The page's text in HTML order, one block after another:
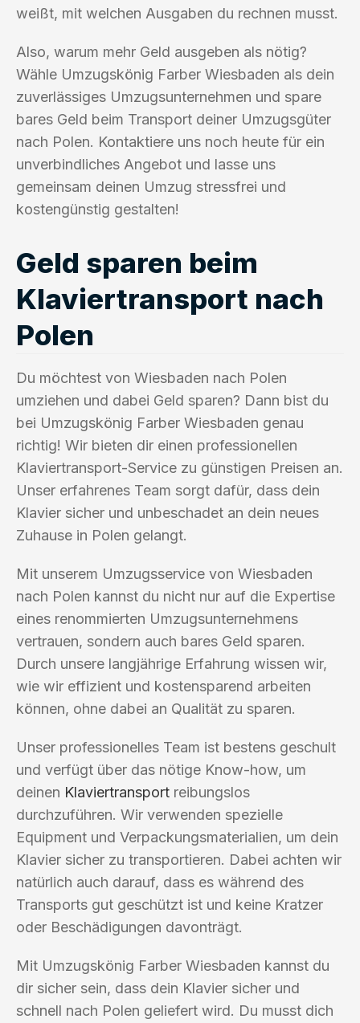
weißt, mit welchen Ausgaben du rechnen musst.
Also, warum mehr Geld ausgeben als nötig?
Wähle Umzugskönig Farber Wiesbaden als dein
zuverlässiges Umzugsunternehmen und spare
bares Geld beim Transport deiner Umzugsgüter
nach Polen. Kontaktiere uns noch heute für ein
unverbindliches Angebot und lasse uns
gemeinsam deinen Umzug stressfrei und
kostengünstig gestalten!
Geld sparen beim
Klaviertransport nach
Polen
Du möchtest von Wiesbaden nach Polen
umziehen und dabei Geld sparen? Dann bist du
bei Umzugskönig Farber Wiesbaden genau
richtig! Wir bieten dir einen professionellen
Klaviertransport-Service zu günstigen Preisen an.
Unser erfahrenes Team sorgt dafür, dass dein
Klavier sicher und unbeschadet an dein neues
Zuhause in Polen gelangt.
Mit unserem Umzugsservice von Wiesbaden
nach Polen kannst du nicht nur auf die Expertise
eines renommierten Umzugsunternehmens
vertrauen, sondern auch bares Geld sparen.
Durch unsere langjährige Erfahrung wissen wir,
wie wir effizient und kostensparend arbeiten
können, ohne dabei an Qualität zu sparen.
Unser professionelles Team ist bestens geschult
und verfügt über das nötige Know-how, um
deinen Klaviertransport reibungslos
durchzuführen. Wir verwenden spezielle
Equipment und Verpackungsmaterialien, um dein
Klavier sicher zu transportieren. Dabei achten wir
natürlich auch darauf, dass es während des
Transports gut geschützt ist und keine Kratzer
oder Beschädigungen davonträgt.
Mit Umzugskönig Farber Wiesbaden kannst du
dir sicher sein, dass dein Klavier sicher und
schnell nach Polen geliefert wird. Du musst dich